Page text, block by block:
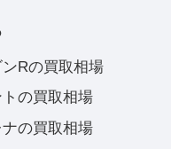
ンRの買取相場
トの買取相場
ナの買取相場